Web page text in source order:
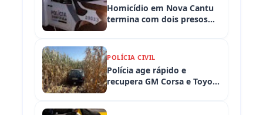
Homicídio em Nova Cantu
termina com dois presos
POLÍCIA CIVIL
Polícia age rápido e
recupera GM Corsa e Toyota